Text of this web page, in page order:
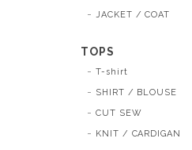
JACKET / COAT
TOPS
T-shirt
SHIRT / BLOUSE
CUT SEW
KNIT / CARDIGAN